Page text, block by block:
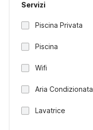
Servizi
Piscina Privata
Piscina
Wifi
Aria Condizionata
Lavatrice